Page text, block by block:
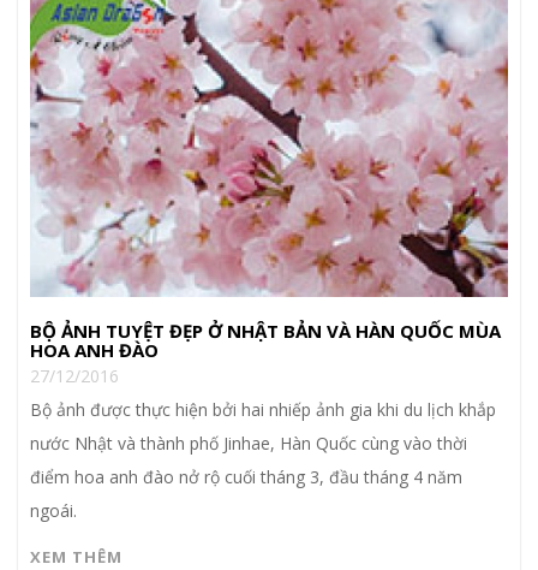
BỘ ẢNH TUYỆT ĐẸP Ở NHẬT BẢN VÀ HÀN QUỐC MÙA
HOA ANH ĐÀO
27/12/2016
Bộ ảnh được thực hiện bởi hai nhiếp ảnh gia khi du lịch khắp
nước Nhật và thành phố Jinhae, Hàn Quốc cùng vào thời
điểm hoa anh đào nở rộ cuối tháng 3, đầu tháng 4 năm
ngoái.
XEM THÊM